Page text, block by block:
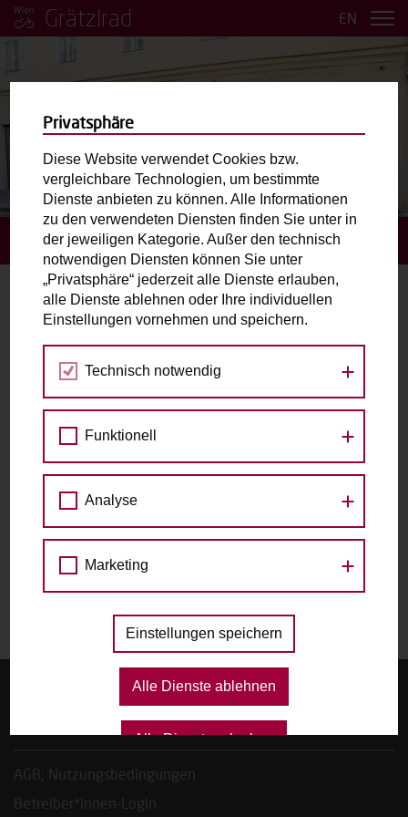
Grätzlrad EN
BILDER ANSEHEN
STARTSEITE BUCHUNGSANFRAGE STELLEN
Buchungsanfrage stellen
Piaristengasse 33, 1080 Wien
zu den Raddetails
Datum
Das gewählte Datum ist nicht verfügbar.
FAQ, Tipps & Regeln
AGB; Nutzungsbedingungen
Betreiber*innen-Login
Privatsphäre
Diese Website verwendet Cookies bzw.
vergleichbare Technologien, um bestimmte
Dienste anbieten zu können. Alle Informationen
zu den verwendeten Diensten finden Sie unter in
der jeweiligen Kategorie. Außer den technisch
notwendigen Diensten können Sie unter
„Privatsphäre“ jederzeit alle Dienste erlauben,
alle Dienste ablehnen oder Ihre individuellen
Einstellungen vornehmen und speichern.
Technisch notwendig
Funktionell
Analyse
Marketing
Einstellungen speichern
Alle Dienste ablehnen
Alle Dienste erlauben